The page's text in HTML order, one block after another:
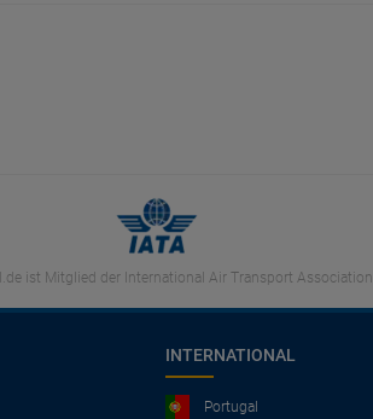
ist Mitglied der International Air Transport Association
INTERNATIONAL
Portugal